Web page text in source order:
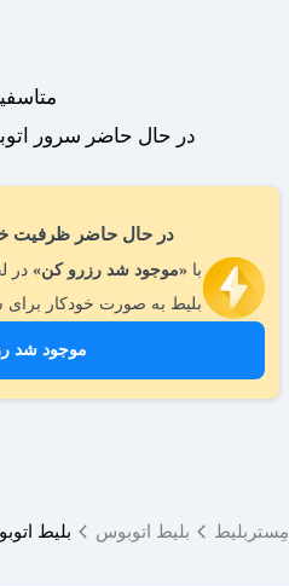
در حال حاضر ظرفیت
با «موجود شد رزرو کن» در
بلیط به صورت خودکار
موجود شد
در حال حاضر سرور
مِستربلیط بلیط اتوبوس بلیط